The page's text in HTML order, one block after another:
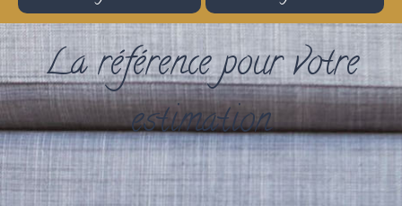
La référence pour votre
estimation